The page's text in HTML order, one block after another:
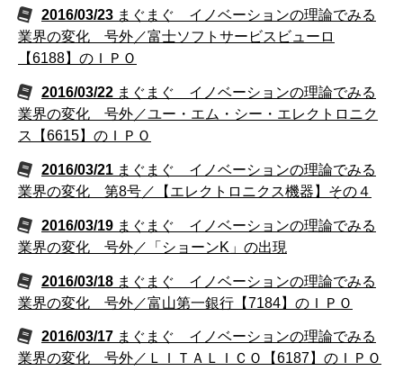
2016/03/23 まぐまぐ イノベーションの理論でみる
業界の変化 号外／富士ソフトサービスビューロ
【6188】のＩＰＯ
2016/03/22 まぐまぐ イノベーションの理論でみる
業界の変化 号外／ユー・エム・シー・エレクトロニク
ス【6615】のＩＰＯ
2016/03/21 まぐまぐ イノベーションの理論でみる
業界の変化 第8号／【エレクトロニクス機器】その４
2016/03/19 まぐまぐ イノベーションの理論でみる
業界の変化 号外／「ショーンK」の出現
2016/03/18 まぐまぐ イノベーションの理論でみる
業界の変化 号外／富山第一銀行【7184】のＩＰＯ
2016/03/17 まぐまぐ イノベーションの理論でみる
業界の変化 号外／ＬＩＴＡＬＩＣＯ【6187】のＩＰＯ